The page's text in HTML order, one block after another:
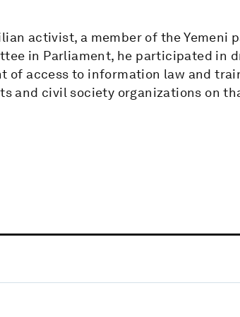
activist, a member of the Yemeni
in Parliament, he participated in
of access to information law and
and civil society organizations on